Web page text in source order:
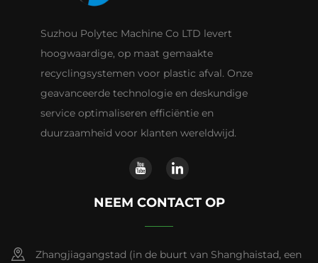
Suzhou Polytec Machine Co LTD levert
hoogwaardige, op maat gemaakte
recyclingsystemen voor plastic afval. Onze
geavanceerde technologie en deskundige
service optimaliseren efficiëntie en
duurzaamheid voor klanten wereldwijd.
NEEM CONTACT OP
Zhangjiagangstad (in de buurt van Shanghaistad, een